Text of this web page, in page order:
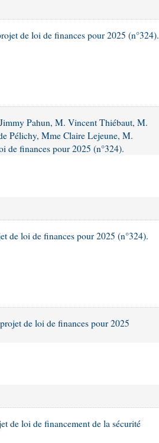
de loi de finances pour 2025 (n°324).
Pahun, M. Vincent Thiébaut, M.
Pélichy, Mme Claire Lejeune, M.
de finances pour 2025 (n°324).
de loi de finances pour 2025 (n°324).
de loi de finances pour 2025
de loi de financement de la sécurité